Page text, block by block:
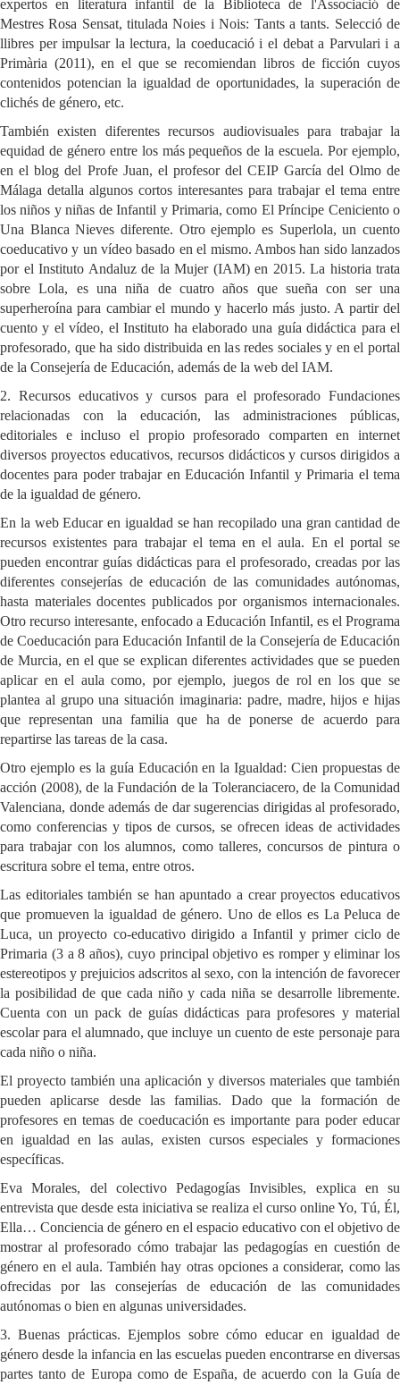
expertos en literatura infantil de la Biblioteca de l'Associació de
Mestres Rosa Sensat, titulada Noies i Nois: Tants a tants. Selecció de
llibres per impulsar la lectura, la coeducació i el debat a Parvulari i a
Primària (2011), en el que se recomiendan libros de ficción cuyos
contenidos potencian la igualdad de oportunidades, la superación de
clichés de género, etc.
También existen diferentes recursos audiovisuales para trabajar la
equidad de género entre los más pequeños de la escuela. Por ejemplo,
en el blog del Profe Juan, el profesor del CEIP García del Olmo de
Málaga detalla algunos cortos interesantes para trabajar el tema entre
los niños y niñas de Infantil y Primaria, como El Príncipe Ceniciento o
Una Blanca Nieves diferente. Otro ejemplo es Superlola, un cuento
coeducativo y un vídeo basado en el mismo. Ambos han sido lanzados
por el Instituto Andaluz de la Mujer (IAM) en 2015. La historia trata
sobre Lola, es una niña de cuatro años que sueña con ser una
superheroína para cambiar el mundo y hacerlo más justo. A partir del
cuento y el vídeo, el Instituto ha elaborado una guía didáctica para el
profesorado, que ha sido distribuida en las redes sociales y en el portal
de la Consejería de Educación, además de la web del IAM.
2. Recursos educativos y cursos para el profesorado Fundaciones
relacionadas con la educación, las administraciones públicas,
editoriales e incluso el propio profesorado comparten en internet
diversos proyectos educativos, recursos didácticos y cursos dirigidos a
docentes para poder trabajar en Educación Infantil y Primaria el tema
de la igualdad de género.
En la web Educar en igualdad se han recopilado una gran cantidad de
recursos existentes para trabajar el tema en el aula. En el portal se
pueden encontrar guías didácticas para el profesorado, creadas por las
diferentes consejerías de educación de las comunidades autónomas,
hasta materiales docentes publicados por organismos internacionales.
Otro recurso interesante, enfocado a Educación Infantil, es el Programa
de Coeducación para Educación Infantil de la Consejería de Educación
de Murcia, en el que se explican diferentes actividades que se pueden
aplicar en el aula como, por ejemplo, juegos de rol en los que se
plantea al grupo una situación imaginaria: padre, madre, hijos e hijas
que representan una familia que ha de ponerse de acuerdo para
repartirse las tareas de la casa.
Otro ejemplo es la guía Educación en la Igualdad: Cien propuestas de
acción (2008), de la Fundación de la Toleranciacero, de la Comunidad
Valenciana, donde además de dar sugerencias dirigidas al profesorado,
como conferencias y tipos de cursos, se ofrecen ideas de actividades
para trabajar con los alumnos, como talleres, concursos de pintura o
escritura sobre el tema, entre otros.
Las editoriales también se han apuntado a crear proyectos educativos
que promueven la igualdad de género. Uno de ellos es La Peluca de
Luca, un proyecto co-educativo dirigido a Infantil y primer ciclo de
Primaria (3 a 8 años), cuyo principal objetivo es romper y eliminar los
estereotipos y prejuicios adscritos al sexo, con la intención de favorecer
la posibilidad de que cada niño y cada niña se desarrolle libremente.
Cuenta con un pack de guías didácticas para profesores y material
escolar para el alumnado, que incluye un cuento de este personaje para
cada niño o niña.
El proyecto también una aplicación y diversos materiales que también
pueden aplicarse desde las familias. Dado que la formación de
profesores en temas de coeducación es importante para poder educar
en igualdad en las aulas, existen cursos especiales y formaciones
específicas.
Eva Morales, del colectivo Pedagogías Invisibles, explica en su
entrevista que desde esta iniciativa se realiza el curso online Yo, Tú, Él,
Ella… Conciencia de género en el espacio educativo con el objetivo de
mostrar al profesorado cómo trabajar las pedagogías en cuestión de
género en el aula. También hay otras opciones a considerar, como las
ofrecidas por las consejerías de educación de las comunidades
autónomas o bien en algunas universidades.
3. Buenas prácticas. Ejemplos sobre cómo educar en igualdad de
género desde la infancia en las escuelas pueden encontrarse en diversas
partes tanto de Europa como de España, de acuerdo con la Guía de